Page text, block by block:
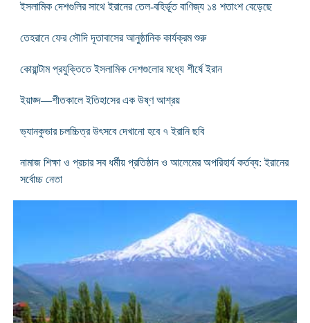
ইসলামিক দেশগুলির সাথে ইরানের তেল-বহির্ভূত বাণিজ্য ১৪ শতাংশ বেড়েছে
তেহরানে ফের সৌদি দূতাবাসের আনুষ্ঠানিক কার্যক্রম শুরু
কোয়ান্টাম প্রযুক্তিতে ইসলামিক দেশগুলোর মধ্যে শীর্ষে ইরান
ইয়াজ্দ—শীতকালে ইতিহাসের এক উষ্ণ আশ্রয়
ভ্যানকুভার চলচ্চিত্র উৎসবে দেখানো হবে ৭ ইরানি ছবি
নামাজ শিক্ষা ও প্রচার সব ধর্মীয় প্রতিষ্ঠান ও আলেমের অপরিহার্য কর্তব্য: ইরানের
সর্বোচ্চ নেতা